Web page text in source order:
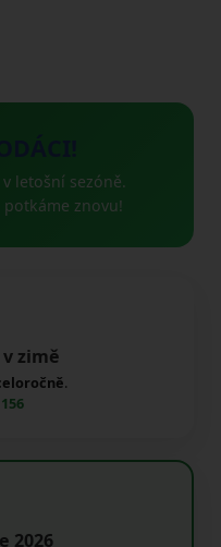
letošní sezóně.
potkáme znovu!
zimě
.
2026